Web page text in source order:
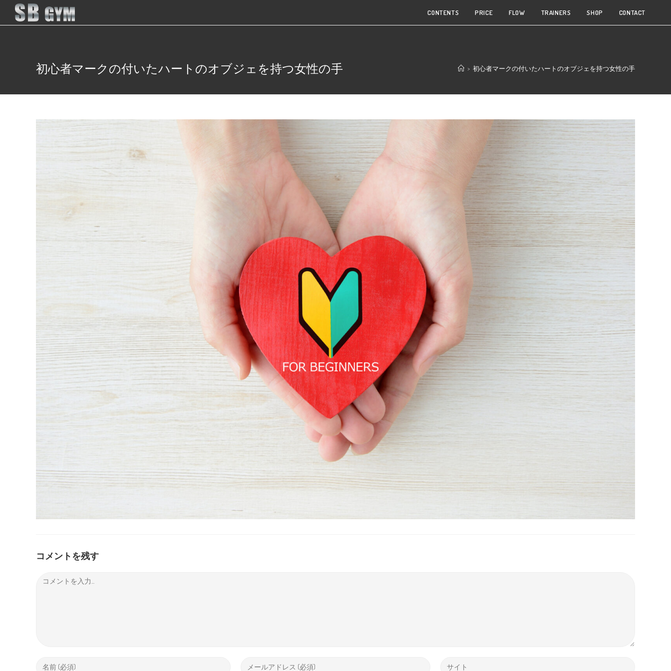
CONTENTS PRICE FLOW TRAINERS SHOP CONTACT
初心者マークの付いたハートのオブジェを持つ女性の手 > 初心者マークの付いたハートのオブジェを持つ女性の手
コメントを残す